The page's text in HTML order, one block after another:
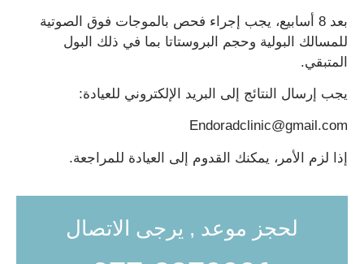
بعد 8 أسابيع، يجب إجراء فحص بالموجات فوق الصوتية
للمسالك البولية وحجم البروستاتا بما في ذلك البول
المتبقي.
يجب إرسال النتائج إلى البريد الإلكتروني للعيادة:
Endoradclinic@gmail.com
إذا لزم الأمر، يمكنك القدوم إلى العيادة للمراجعة.
لحجز موعد , يرجى الاتصال